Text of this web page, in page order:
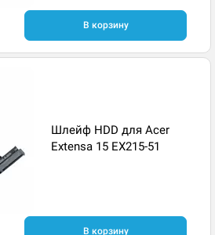
В корзину
Шлейф HDD для Acer
Extensa 15 EX215-51
В корзину